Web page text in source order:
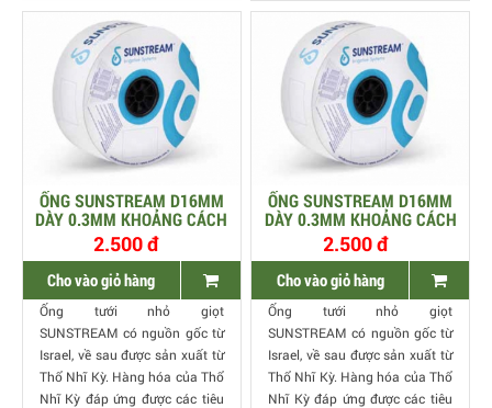
ỐNG SUNSTREAM D16MM
DÀY 0.3MM KHOẢNG CÁCH
20CM LƯU LƯỢNG 1.6 LÍT
2.500 đ
Cho vào giỏ hàng
Ống tưới nhỏ giọt
SUNSTREAM có nguồn gốc từ
Israel, về sau được sản xuất từ
Thổ Nhĩ Kỳ. Hàng hóa của Thổ
Nhĩ Kỳ đáp ứng được các tiêu
ỐNG SUNSTREAM D16MM
DÀY 0.3MM KHOẢNG CÁCH
20CM LƯU LƯỢNG 3.2 LÍT
2.500 đ
Cho vào giỏ hàng
Ống tưới nhỏ giọt
SUNSTREAM có nguồn gốc từ
Israel, về sau được sản xuất từ
Thổ Nhĩ Kỳ. Hàng hóa của Thổ
Nhĩ Kỳ đáp ứng được các tiêu